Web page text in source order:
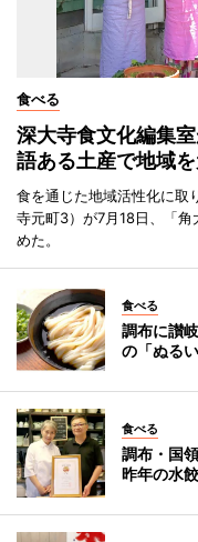
食べる
深大寺食文化編集
語ある土産で地域
食を通じた地域活性化に取
寺元町3）が7月18日、「
めた。
食べる
調布に讃
の「ぬる
食べる
調布・国
昨年の水